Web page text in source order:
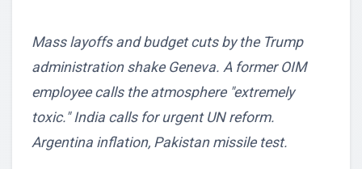
Mass layoffs and budget cuts by the Trump
administration shake Geneva. A former OIM
employee calls the atmosphere "extremely
toxic." India calls for urgent UN reform.
Argentina inflation, Pakistan missile test.